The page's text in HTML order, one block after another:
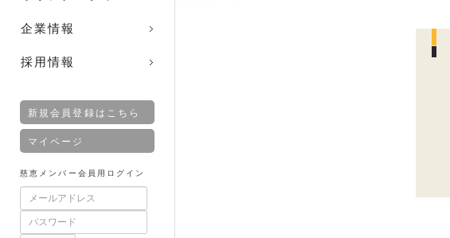
企業情報
採用情報
新規会員登録はこちら
マイページ
慈恵メンバー会員用ログイン
ID:
パ
ス
ワ